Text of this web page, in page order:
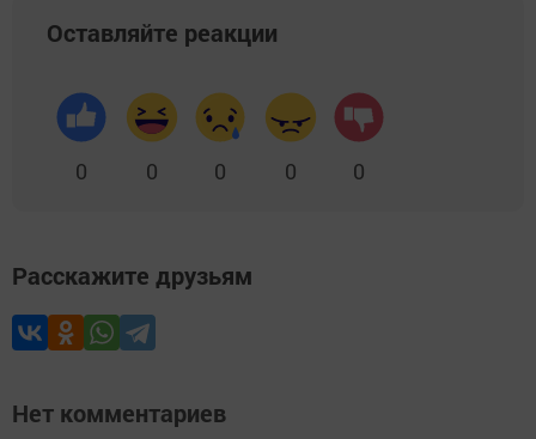
Оставляйте реакции
0 0 0 0 0
Расскажите друзьям
Нет комментариев